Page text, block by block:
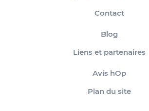
Contact
Blog
Liens et partenaires
Avis hOp
Plan du site